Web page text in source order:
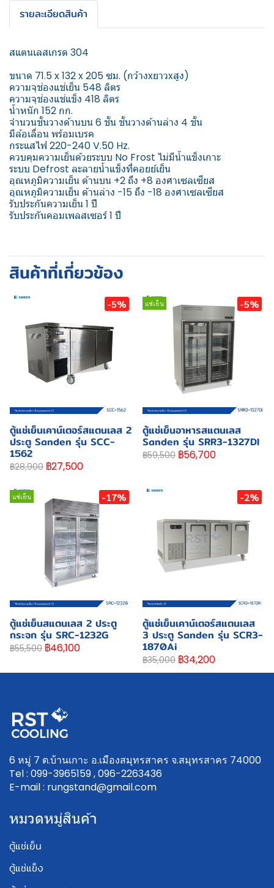
รายละเอียดสินค้า
สแตนเลสเกรด 304
ขนาด 71.5 x 132 x 205 ซม. (กว้างxยาวxสูง)
ความจุช่องแช่เย็น 548 ลิตร
ความจุช่องแช่แข็ง 418 ลิตร
น้ำหนัก 152 กก.
จำนวนชั้นวางด้านบน 6 ชั้น ชั้นวางด้านล่าง 4 ชั้น
มีล้อเลื่อน พร้อมเบรค
กระแสไฟ 220-240 V.50 Hz.
ควบคุมความเย็นด้วยระบบ No Frost ไม่มีน้ำแข็งเกาะ
ระบบ Defrost ละลายน้ำแข็งที่คอยย์เย็น
อุณหภูมิความเย็น ด้านบน +2 ถึง +8 องศาเซลเซียส
อุณหภูมิความเย็น ด้านล่าง -15 ถึง -18 องศาเซลเซียส
รับประกันความเย็น 1 ปี
รับประกันคอมเพลสเซอร์ 1 ปี
สินค้าที่เกี่ยวข้อง
-5%
ตู้แช่เย็นเคาน์เตอร์สแตนเลส 2
ประตู Sanden รุ่น SCC-
1562
฿28,900 ฿27,500
แช่เย็น -5%
ตู้แช่เย็นอาหารสแตนเลส
Sanden รุ่น SRR3-1327DI
฿59,500 ฿56,700
แช่เย็น -17%
ตู้แช่เย็นสแตนเลส 2 ประตู
กระจก รุ่น SRC-1232G
฿55,500 ฿46,100
-2%
ตู้แช่เย็นเคาน์เตอร์สแตนเลส
3 ประตู Sanden รุ่น SCR3-
1870Ai
฿35,000 ฿34,200
6 หมู่ 7 ต.บ้านเกาะ อ.เมืองสมุทรสาคร จ.สมุทรสาคร 74000
Tel : 099-3965159 , 096-2263436
E-mail : rungstand@gmail.com
หมวดหมู่สินค้า
ตู้แช่เย็น
ตู้แช่แข็ง